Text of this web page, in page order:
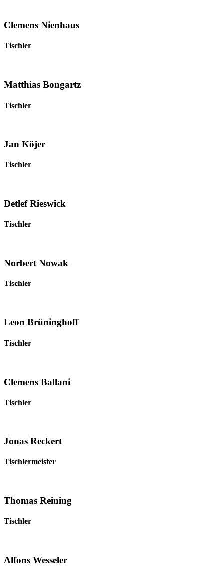
Clemens Nienhaus
Tischler
Matthias Bongartz
Tischler
Jan Köjer
Tischler
Detlef Rieswick
Tischler
Norbert Nowak
Tischler
Leon Brüninghoff
Tischler
Clemens Ballani
Tischler
Jonas Reckert
Tischlermeister
Thomas Reining
Tischler
Alfons Wesseler